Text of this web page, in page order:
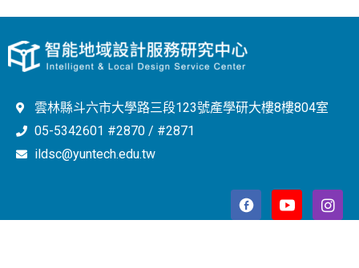
雲林縣斗六市大學路三段123號產學研大樓8樓804室
05-5342601 #2870 / #2871
ildsc@yuntech.edu.tw